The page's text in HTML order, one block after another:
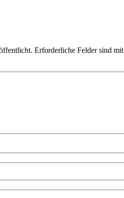
Erforderliche Felder sind mit